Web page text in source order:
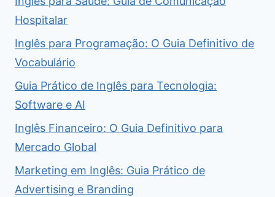
Hospitalar
Inglês para Programação: O Guia Definitivo de
Vocabulário
Guia Prático de Inglês para Tecnologia:
Software e AI
Inglês Financeiro: O Guia Definitivo para
Mercado Global
Marketing em Inglês: Guia Prático de
Advertising e Branding